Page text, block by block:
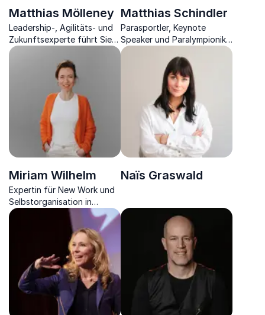
Matthias Mölleney
Leadership-, Agilitäts- und
Zukunftsexperte führt Sie
und Ihr Unternehmen über
das Konzept erfolgreicher
Führung hinaus.
Matthias Schindler
Parasportler, Keynote
Speaker und Paralympionike
über das richtige Mindset,
um den Weg an die Spitze
Miriam Wilhelm
Expertin für New Work und
Selbstorganisation in
Unternehmen,
Unternehmerin und
Organisationsberaterin.
Naïs Graswald